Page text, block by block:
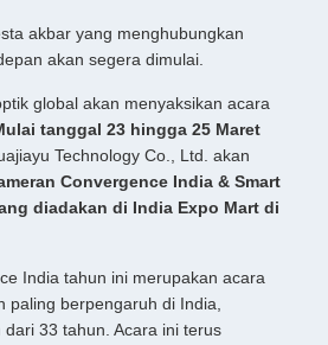
akbar yang menghubungkan
akan segera dimulai.
global akan menyaksikan acara
tanggal 23 hingga 25 Maret
Technology Co., Ltd. akan
Convergence India & Smart
diadakan di India Expo Mart di
India tahun ini merupakan acara
paling berpengaruh di India,
33 tahun. Acara ini terus